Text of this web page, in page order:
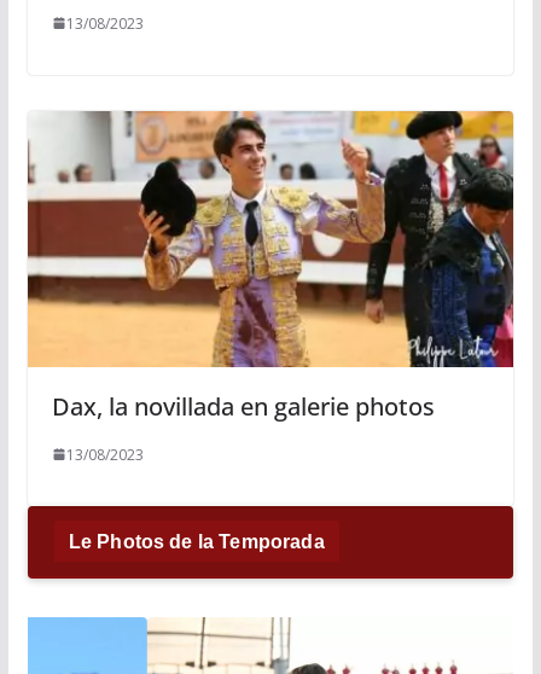
13/08/2023
Dax, la novillada en galerie photos
13/08/2023
Le Photos de la Temporada